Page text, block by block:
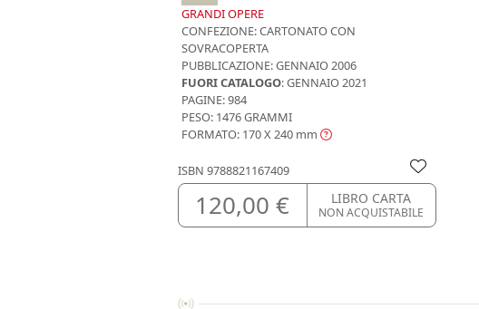
GRANDI OPERE
CONFEZIONE:CARTONATO CON
SOVRACOPERTA
PUBBLICAZIONE:GENNAIO 2006
FUORI CATALOGO: GENNAIO 2021
PAGINE: 984
PESO: 1476 GRAMMI
FORMATO: 170 X 240 mm
ISBN 9788821167409
120,00 € LIBRO CARTA
NON ACQUISTABILE